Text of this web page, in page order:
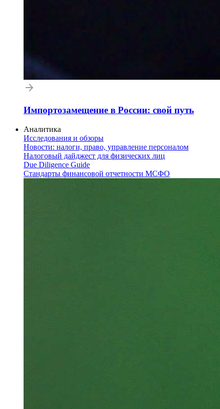
Импортозамещение в России: свой путь
Аналитика
Исследования и обзоры
Новости: налоги, право, управление персоналом
Налоговый дайджест для физических лиц
Due Diligence Guide
Стандарты финансовой отчетности МСФО